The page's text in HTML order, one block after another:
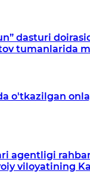
dasturi
tumanlarida
o'tkazilgan
agentligi
viloyatining